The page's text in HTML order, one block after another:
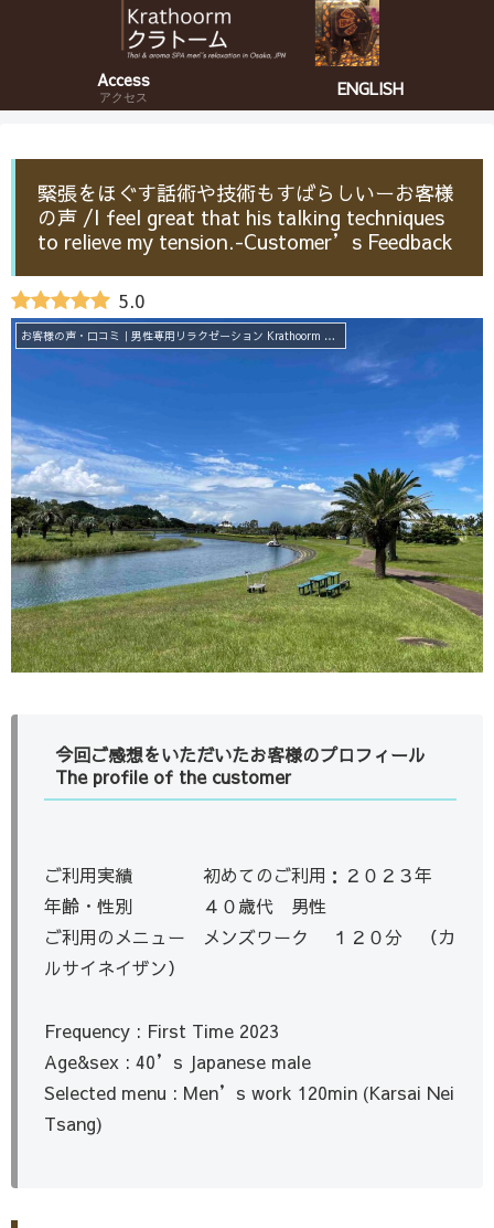
Access
アクセス ENGLISH
緊張をほぐす話術や技術もすばらしいーお客様
の声 /I feel great that his talking techniques
to relieve my tension.-Customer’s Feedback
5.0
お客様の声・口コミ｜男性専用リラクゼーション Krathoorm クラトーム 大阪
今回ご感想をいただいたお客様のプロフィール
The profile of the customer
ご利用実績 初めてのご利用：２０２３年
年齢・性別 ４０歳代 男性
ご利用のメニュー メンズワーク １２０分 （カ
ルサイネイザン）
Frequency : First Time 2023
Age&sex : 40’s Japanese male
Selected menu : Men’s work 120min (Karsai Nei
Tsang)